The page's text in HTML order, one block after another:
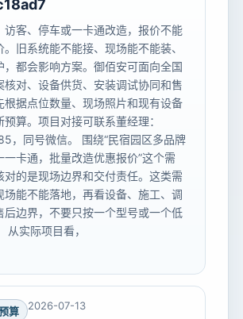
访客、停车或一卡通改造，报价不能
。旧系统能不能接、现场能不能装、
，都会影响方案。御佰安可面向全国
核对、设备供货、安装调试协同和售
根据点位数量、现场照片和现有设备
算。项目对接可联系董经理：
，同号微信。 围绕“民宿园区多品牌
一卡通，批量改造优惠报价”这个需
对的是现场边界和交付责任。这类需
场能不能落地，再看设备、施工、调
后边界，不要只按一个型号或一个低
从实际项目看，
算 2026-07-13